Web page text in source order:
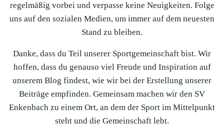
regelmäßig vorbei und verpasse keine Neuigkeiten. Folge
uns auf den sozialen Medien, um immer auf dem neuesten
Stand zu bleiben.
Danke, dass du Teil unserer Sportgemeinschaft bist. Wir
hoffen, dass du genauso viel Freude und Inspiration auf
unserem Blog findest, wie wir bei der Erstellung unserer
Beiträge empfinden. Gemeinsam machen wir den SV
Enkenbach zu einem Ort, an dem der Sport im Mittelpunkt
steht und die Gemeinschaft lebt.